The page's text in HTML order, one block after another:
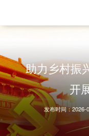
助力乡村振
开
发布时间：2026-